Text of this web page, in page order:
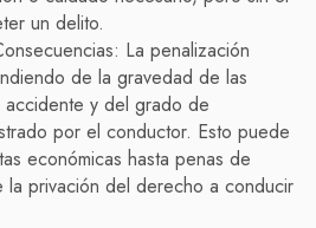
un delito.
La penalización
de la gravedad de las
y del grado de
por el conductor. Esto puede
económicas hasta penas de
la privación del derecho a conducir